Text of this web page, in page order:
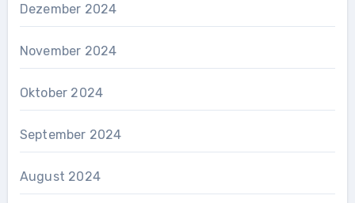
Dezember 2024
November 2024
Oktober 2024
September 2024
August 2024